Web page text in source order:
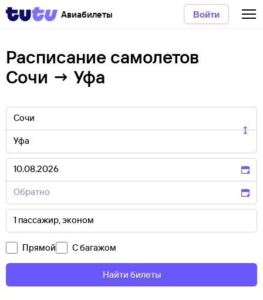
Авиабилеты Войти
Расписание самолетов
Сочи → Уфа
Прямой С багажом
Найти билеты